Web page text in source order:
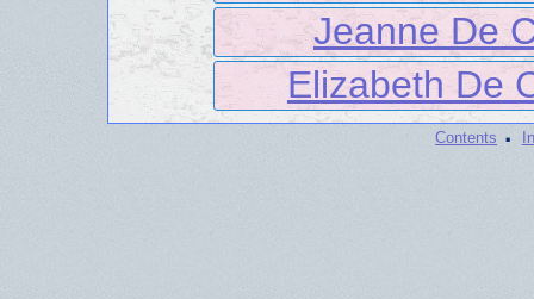
Jeanne De
Elizabeth De
Contents ·